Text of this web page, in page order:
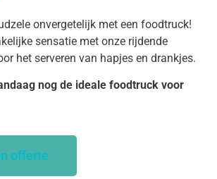
onvergetelijk met een foodtruck!
sensatie met onze rijdende
het serveren van hapjes en drankjes.
nog de ideale foodtruck voor
offerte